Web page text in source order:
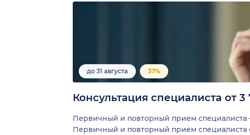
до 31 августа 37%
Консультация специалиста от 3
Первичный и повторный прием
Первичный и повторный прием специалиста